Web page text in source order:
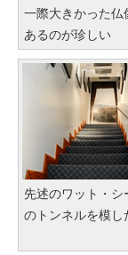
一際大きかった仏
あるのが珍しい
先述のワット・シ
のトンネルを模し